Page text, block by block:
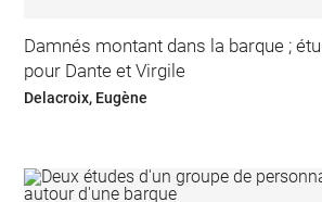
Damnés montant dans la barque ;
pour Dante et Virgile
Delacroix, Eugène